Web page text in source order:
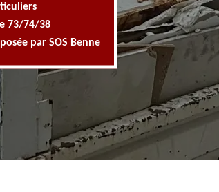
73/74/38
par SOS Benne